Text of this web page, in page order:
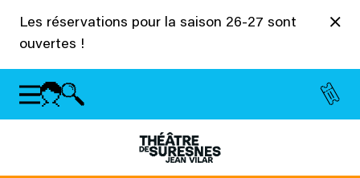
Les réservations pour la saison 26-27 sont
ouvertes !